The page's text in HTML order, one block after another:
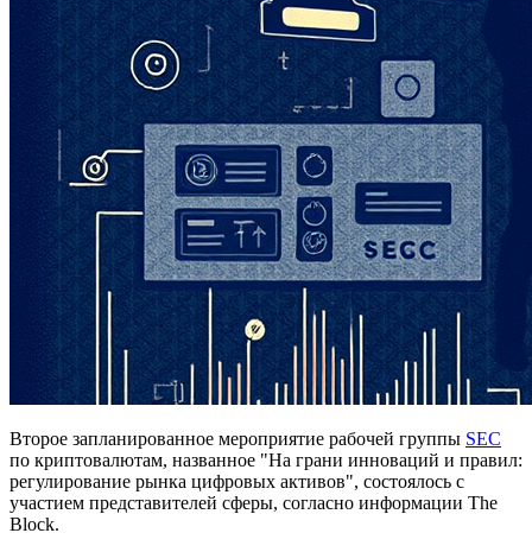
Второе запланированное мероприятие рабочей группы SEC
по криптовалютам, названное "На грани инноваций и правил:
регулирование рынка цифровых активов", состоялось с
участием представителей сферы, согласно информации The
Block.